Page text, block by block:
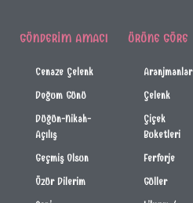
GÖNDERIM AMACI
Cenaze Çelenk
Doğum Günü
Düğün-Nikah-
Açılış
Geçmiş Olsun
Özür Dilerim
ÜRÜNE GÖRE
Aranjmanlar
Çelenk
Çiçek
Buketleri
Ferforje
Güller